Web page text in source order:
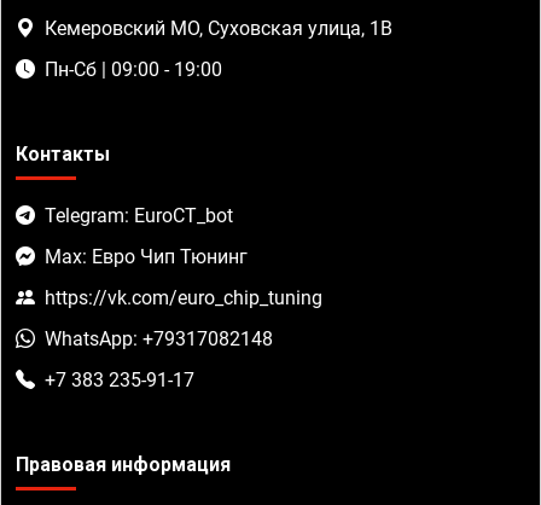
Кемеровский МО, Суховская улица, 1В
Пн-Сб | 09:00 - 19:00
Контакты
Telegram: EuroCT_bot
Max: Евро Чип Тюнинг
https://vk.com/euro_chip_tuning
WhatsApp: +79317082148
+7 383 235-91-17
Правовая информация